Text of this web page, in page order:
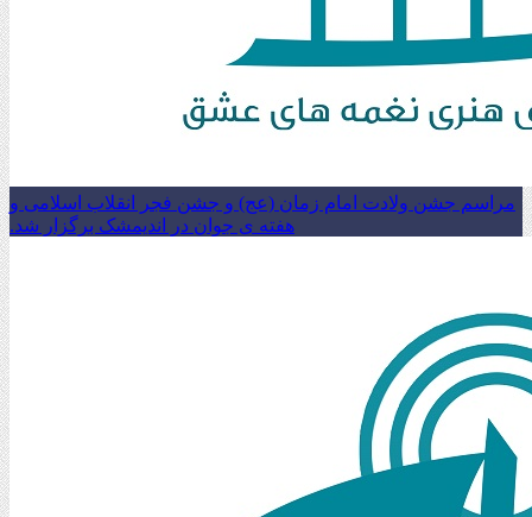
مراسم جشن ولادت امام زمان (عج) و جشن فجر انقلاب اسلامی و
هفته ی جوان در اندیمشک برگزار شد.